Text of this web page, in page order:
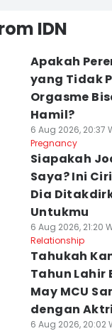
IDN
Apakah
yang Tidak
Orgasme
Hamil?
6 Aug 2026, 20:37
Pregnancy
Siapakah
Saya? Ini
Dia
Untukmu
6 Aug 2026, 21:20
Relationship
Tahukah
Tahun Lahir
May MCU
dengan
6 Aug 2026, 20:02